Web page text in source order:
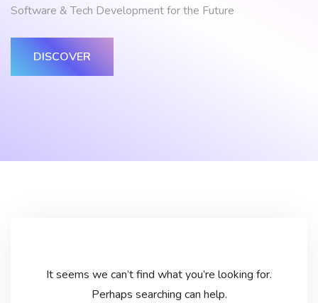
Software & Tech Development for the Future
DISCOVER
It seems we can’t find what you’re looking for.
Perhaps searching can help.